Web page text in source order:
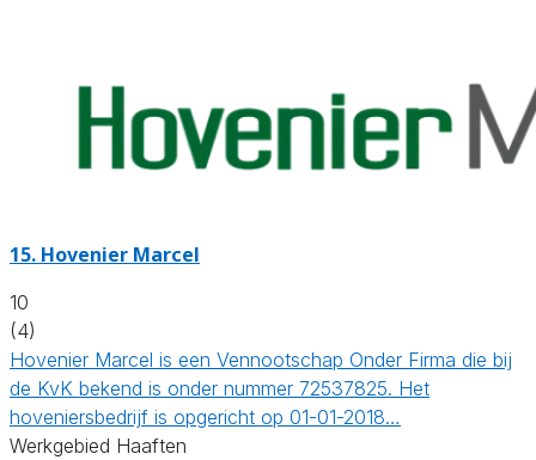
15. Hovenier Marcel
10
(4)
Hovenier Marcel is een Vennootschap Onder Firma die bij
de KvK bekend is onder nummer 72537825. Het
hoveniersbedrijf is opgericht op 01-01-2018…
Werkgebied Haaften